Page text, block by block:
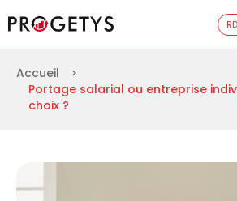
au
contenu
Accueil
>
Portage salarial ou entreprise
choix ?